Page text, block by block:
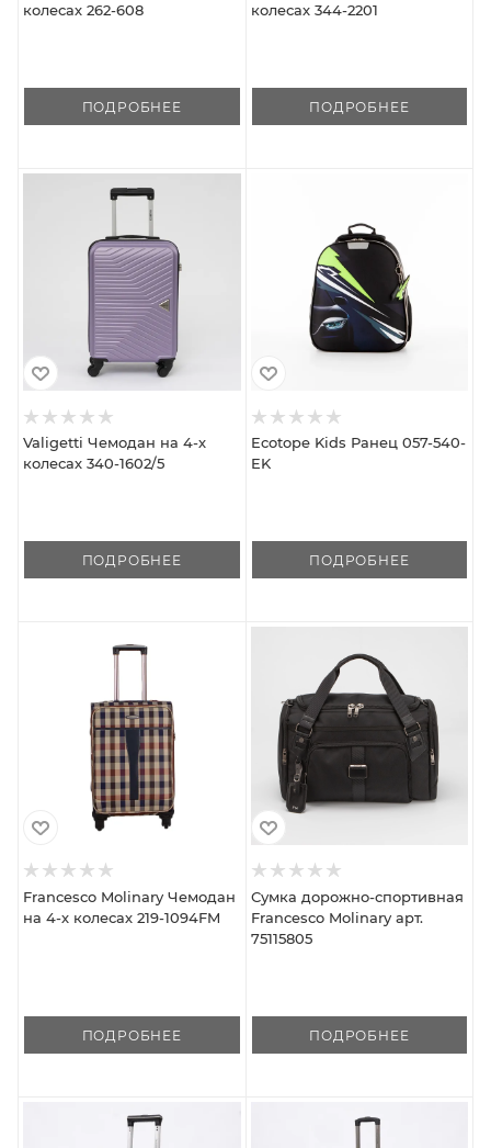
колесах 262-608
ПОДРОБНЕЕ
колесах 344-2201
ПОДРОБНЕЕ
Valigetti Чемодан на 4-х
колесах 340-1602/5
ПОДРОБНЕЕ
Ecotope Kids Ранец 057-540-
EK
ПОДРОБНЕЕ
Francesco Molinary Чемодан
на 4-х колесах 219-1094FM
ПОДРОБНЕЕ
Сумка дорожно-спортивная
Francesco Molinary арт.
75115805
ПОДРОБНЕЕ